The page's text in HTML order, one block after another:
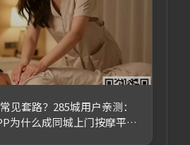
见套路？285城用户亲测：
为什么成同城上门按摩平台